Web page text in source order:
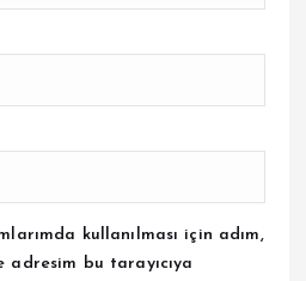
kullanılması için adım,
bu tarayıcıya